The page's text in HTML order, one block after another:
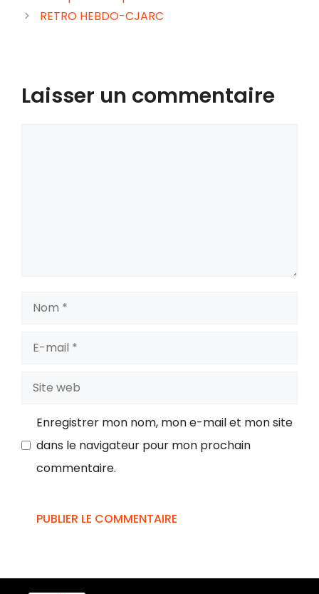
RETRO HEBDO-CJARC
Laisser un commentaire
Enregistrer mon nom, mon e-mail et mon site
dans le navigateur pour mon prochain
commentaire.